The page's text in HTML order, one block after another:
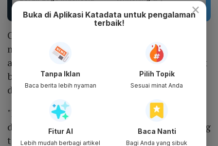
Chief Product Officer UKG, Suresh Vittal,
mengatakan absensi maupun presenteeism
atau kondisi ketika pekerja hadir tetapi tidak
bekerja secara optimal dapat menimbulkan
dampak signifikan bagi perusahaan.
"Ketika absensi dan presenteeism terjadi
dalam skala besar, dampaknya akan langsung
terasa dan menimbulkan biaya yang besar.
×
Buka di Aplikasi Katadata untuk pengalaman
terbaik!
Tanpa Iklan
Baca berita lebih nyaman
Pilih Topik
Sesuai minat Anda
Fitur AI
Lebih mudah berbagi artikel
Baca Nanti
Bagi Anda yang sibuk